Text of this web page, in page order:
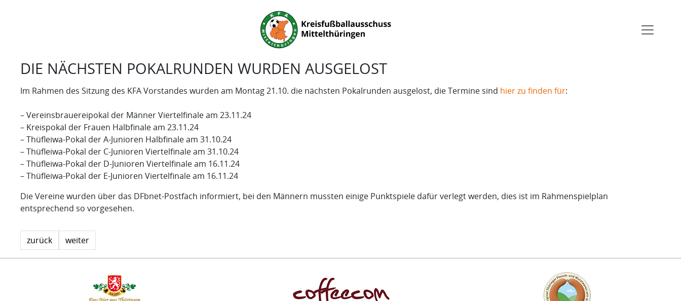
DIE NÄCHSTEN POKALRUNDEN WURDEN AUSGELOST
Im Rahmen des Sitzung des KFA Vorstandes wurden am Montag 21.10. die nächsten Pokalrunden ausgelost, die Termine sind hier zu finden für:
– Vereinsbrauereipokal der Männer Viertelfinale am 23.11.24
– Kreispokal der Frauen Halbfinale am 23.11.24
– Thüfleiwa-Pokal der A-Junioren Halbfinale am 31.10.24
– Thüfleiwa-Pokal der C-Junioren Viertelfinale am 31.10.24
– Thüfleiwa-Pokal der D-Junioren Viertelfinale am 16.11.24
– Thüfleiwa-Pokal der E-Junioren Viertelfinale am 16.11.24
Die Vereine wurden über das DFbnet-Postfach informiert, bei den Männern mussten einige Punktspiele dafür verlegt werden, dies ist im Rahmenspielplan
entsprechend so vorgesehen.
zurück weiter